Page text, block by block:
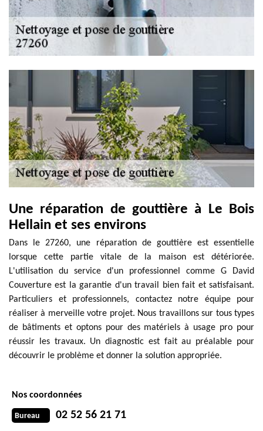
Une réparation de gouttière à Le Bois
Hellain et ses environs
Dans le 27260, une réparation de gouttière est essentielle
lorsque cette partie vitale de la maison est détériorée.
L'utilisation du service d'un professionnel comme G David
Couverture est la garantie d'un travail bien fait et satisfaisant.
Particuliers et professionnels, contactez notre équipe pour
réaliser à merveille votre projet. Nous travaillons sur tous types
de bâtiments et optons pour des matériels à usage pro pour
réussir les travaux. Un diagnostic est fait au préalable pour
découvrir le problème et donner la solution appropriée.
Nos coordonnées
Bureau 02 52 56 21 71